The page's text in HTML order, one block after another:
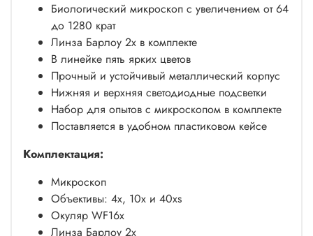
Биологический микроскоп с увеличением от 64
до 1280 крат
Линза Барлоу 2x в комплекте
В линейке пять ярких цветов
Прочный и устойчивый металлический корпус
Нижняя и верхняя светодиодные подсветки
Набор для опытов с микроскопом в комплекте
Поставляется в удобном пластиковом кейсе
Комплектация:
Микроскоп
Объективы: 4х, 10x и 40хs
Окуляр WF16х
Линза Барлоу 2x